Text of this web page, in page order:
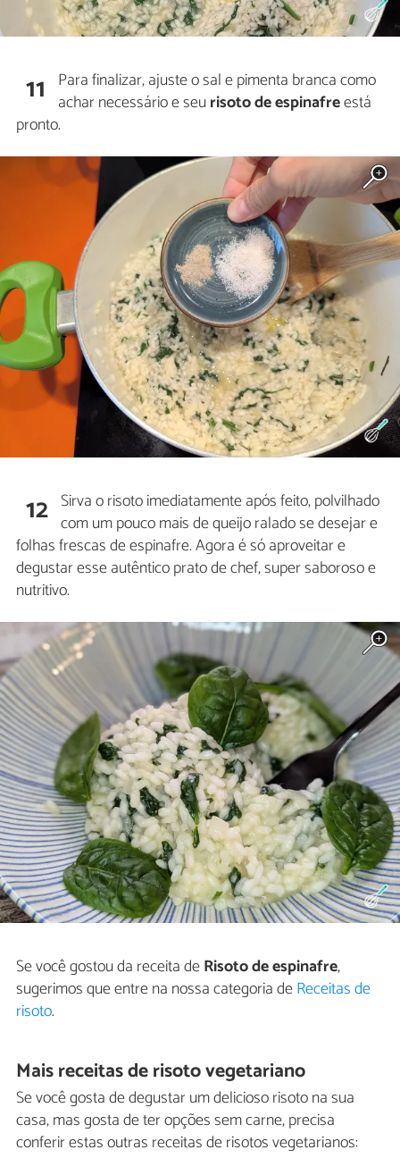
11 Para finalizar, ajuste o sal e pimenta branca como
achar necessário e seurisoto de espinafreestá
pronto.
12 Sirva o risoto imediatamente após feito, polvilhado
com um pouco mais de queijo ralado se desejar e
folhas frescas de espinafre. Agora é só aproveitar e
degustar esse autêntico prato de chef, super saboroso e
nutritivo.
Se você gostou da receita deRisoto de espinafre,
sugerimos que entre na nossa categoria deReceitas de
risoto.
Mais receitas de risoto vegetariano
Se você gosta de degustar um delicioso risoto na sua
casa, mas gosta de ter opções sem carne, precisa
conferir estas outras receitas de risotos vegetarianos: